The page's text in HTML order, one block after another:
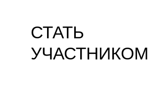
СТАТЬ
УЧАСТНИКОМ